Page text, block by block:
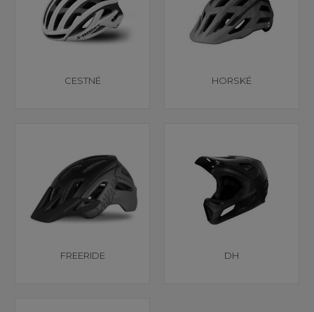
CESTNÉ HORSKÉ
FREERIDE DH